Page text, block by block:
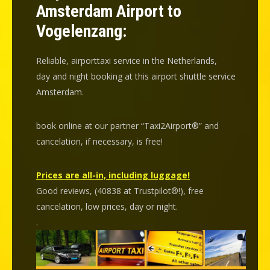
Amsterdam Airport to
Vogelenzang:
Reliable, airporttaxi service in the Netherlands,
day and night booking at this airport shuttle service
Amsterdam.
book online at our partner “Taxi2Airport®” and
cancelation, if necessary, is free!
Prices are all-in, including luggage!
Good reviews, (40838 at Trustpilot®!), free
cancelation, low prices, day or night.
.